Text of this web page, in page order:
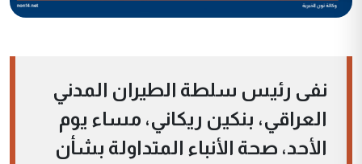
نفى رئيس سلطة الطيران المدني
العراقي، بنكين ريكاني، مساء يوم
الأحد، صحة الأنباء المتداولة بشأن